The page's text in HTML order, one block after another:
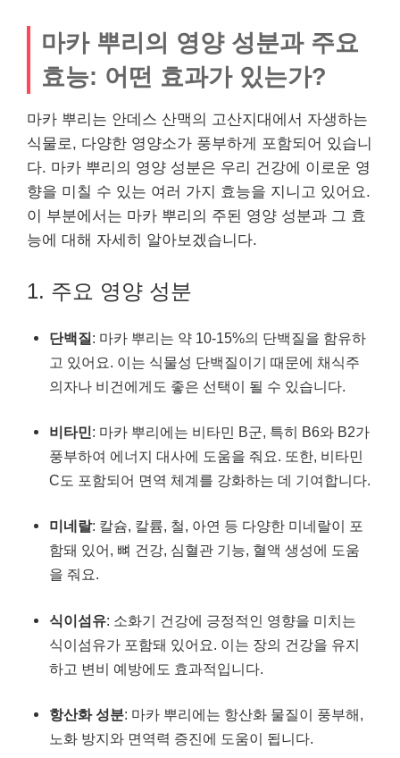
마카 뿌리의 영양 성분과 주요
효능: 어떤 효과가 있는가?
마카 뿌리는 안데스 산맥의 고산지대에서 자생하는
식물로, 다양한 영양소가 풍부하게 포함되어 있습니
다. 마카 뿌리의 영양 성분은 우리 건강에 이로운 영
향을 미칠 수 있는 여러 가지 효능을 지니고 있어요.
이 부분에서는 마카 뿌리의 주된 영양 성분과 그 효
능에 대해 자세히 알아보겠습니다.
1. 주요 영양 성분
단백질: 마카 뿌리는 약 10-15%의 단백질을 함유하
고 있어요. 이는 식물성 단백질이기 때문에 채식주
의자나 비건에게도 좋은 선택이 될 수 있습니다.
비타민: 마카 뿌리에는 비타민 B군, 특히 B6와 B2가
풍부하여 에너지 대사에 도움을 줘요. 또한, 비타민
C도 포함되어 면역 체계를 강화하는 데 기여합니다.
미네랄: 칼슘, 칼륨, 철, 아연 등 다양한 미네랄이 포
함돼 있어, 뼈 건강, 심혈관 기능, 혈액 생성에 도움
을 줘요.
식이섬유: 소화기 건강에 긍정적인 영향을 미치는
식이섬유가 포함돼 있어요. 이는 장의 건강을 유지
하고 변비 예방에도 효과적입니다.
항산화 성분: 마카 뿌리에는 항산화 물질이 풍부해,
노화 방지와 면역력 증진에 도움이 됩니다.